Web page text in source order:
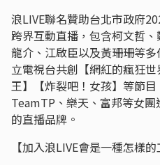
浪LIVE聯名贊助台北市政府
跨界互動直播，包含柯文哲
龍介、江啟臣以及黃珊珊等
立電視台共創【網紅的瘋狂
王】【炸裂吧！女孩】等節
TeamTP、樂天、富邦等女
的直播品牌。
【加入浪LIVE會是一種怎樣的